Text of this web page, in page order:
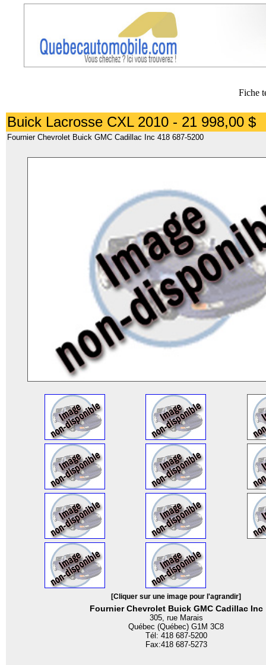
Fiche
Buick Lacrosse CXL 2010 - 21 998,00 $
Fournier Chevrolet Buick GMC Cadillac Inc 418 687-5200
[Cliquer sur une image pour l'agrandir]
Fournier Chevrolet Buick GMC Cadillac Inc
305, rue Marais
Québec (Québec) G1M 3C8
Tél: 418 687-5200
Fax:418 687-5273